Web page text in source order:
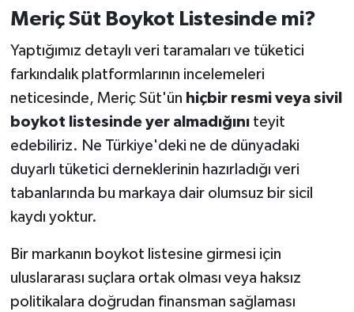
Meriç Süt Boykot Listesinde mi?
Yaptığımız detaylı veri taramaları ve tüketici
farkındalık platformlarının incelemeleri
neticesinde, Meriç Süt'ün hiçbir resmi veya sivil
boykot listesinde yer almadığınıteyit
edebiliriz. Ne Türkiye'deki ne de dünyadaki
duyarlı tüketici derneklerinin hazırladığı veri
tabanlarında bu markaya dair olumsuz bir sicil
kaydı yoktur.
Bir markanın boykot listesine girmesi için
uluslararası suçlara ortak olması veya haksız
politikalara doğrudan finansman sağlaması